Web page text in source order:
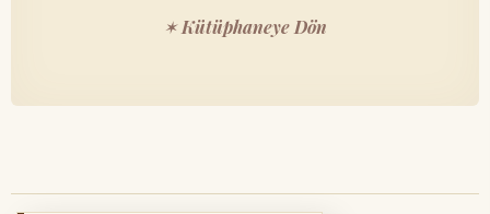
✶ Kütüphaneye Dön